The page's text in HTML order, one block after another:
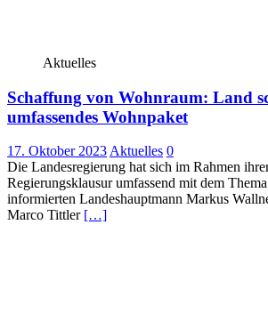
Aktuelles
Schaffung von Wohnraum: Land
umfassendes Wohnpaket
17. Oktober 2023 Aktuelles 0
Die Landesregierung hat sich im Rahmen
Regierungsklausur umfassend mit dem
informierten Landeshauptmann Markus
Marco Tittler […]